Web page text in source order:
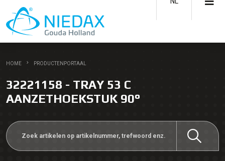
HOME PRODUCTENPORTAAL
32221158 - TRAY 53 C
AANZETHOEKSTUK 90°